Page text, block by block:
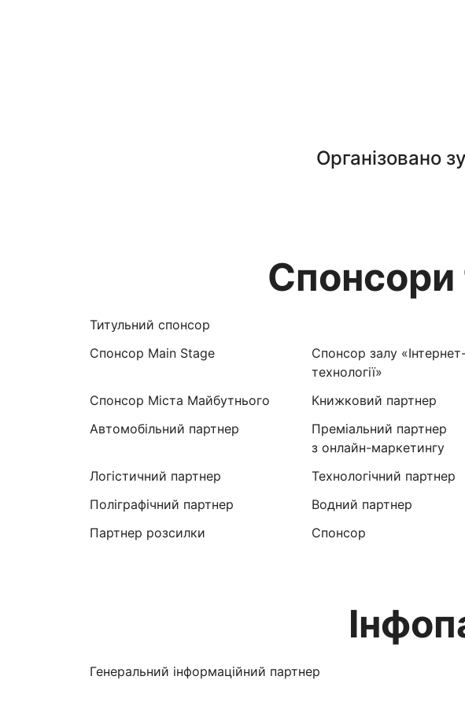
Організовано
Спонсори
Титульний спонсор
Спонсор Main Stage
Спонсор залу
технології»
Спонсор Міста Майбутнього
Книжковий партнер
Автомобільний партнер
Преміальний партнер
з онлайн-маркетингу
Логістичний партнер Технологічний партнер
Поліграфічний партнер
Водний партнер
Партнер розсилки
Cпонсор
Генеральний інформаційний партнер